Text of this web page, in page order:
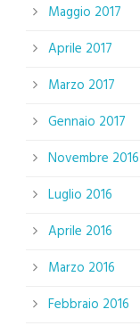
Maggio 2017
Aprile 2017
Marzo 2017
Gennaio 2017
Novembre 2016
Luglio 2016
Aprile 2016
Marzo 2016
Febbraio 2016